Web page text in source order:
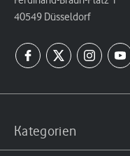
40549 Düsseldorf
Kategorien